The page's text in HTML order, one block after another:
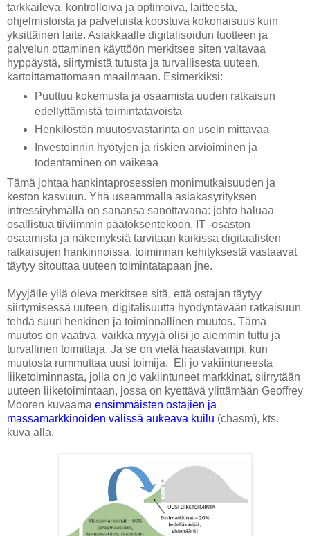
tarkkaileva, kontrolloiva ja optimoiva, laitteesta,
ohjelmistoista ja palveluista koostuva kokonaisuus kuin
yksittäinen laite. Asiakkaalle digitalisoidun tuotteen ja
palvelun ottaminen käyttöön merkitsee siten valtavaa
hyppäystä, siirtymistä tutusta ja turvallisesta uuteen,
kartoittamattomaan maailmaan. Esimerkiksi:
Puuttuu kokemusta ja osaamista uuden ratkaisun
edellyttämistä toimintatavoista
Henkilöstön muutosvastarinta on usein mittavaa
Investoinnin hyötyjen ja riskien arvioiminen ja
todentaminen on vaikeaa
Tämä johtaa hankintaprosessien monimutkaisuuden ja
keston kasvuun. Yhä useammalla asiakasyrityksen
intressiryhmällä on sanansa sanottavana: johto haluaa
osallistua tiiviimmin päätöksentekoon, IT -osaston
osaamista ja näkemyksiä tarvitaan kaikissa digitaalisten
ratkaisujen hankinnoissa, toiminnan kehityksestä vastaavat
täytyy sitouttaa uuteen toimintatapaan jne.
Myyjälle yllä oleva merkitsee sitä, että ostajan täytyy
siirtymisessä uuteen, digitalisuutta hyödyntävään ratkaisuun
tehdä suuri henkinen ja toiminnallinen muutos. Tämä
muutos on vaativa, vaikka myyjä olisi jo aiemmin tuttu ja
turvallinen toimittaja. Ja se on vielä haastavampi, kun
muutosta rummuttaa uusi toimija. Eli jo vakiintuneesta
liiketoiminnasta, jolla on jo vakiintuneet markkinat, siirrytään
uuteen liiketoimintaan, jossa on kyettävä ylittämään Geoffrey
Mooren kuvaama ensimmäisten ostajien ja
massamarkkinoiden välissä aukeava kuilu (chasm), kts.
kuva alla.